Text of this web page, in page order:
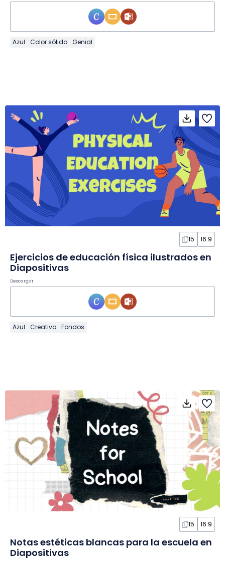
Azul Color sólido Genial
15 16:9
Ejercicios de educación física ilustrados en
Diapositivas
Descargar
Azul Creativo Fondos
15 16:9
Notas estéticas blancas para la escuela en
Diapositivas